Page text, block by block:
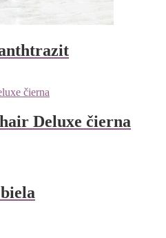
Deluxe čierna